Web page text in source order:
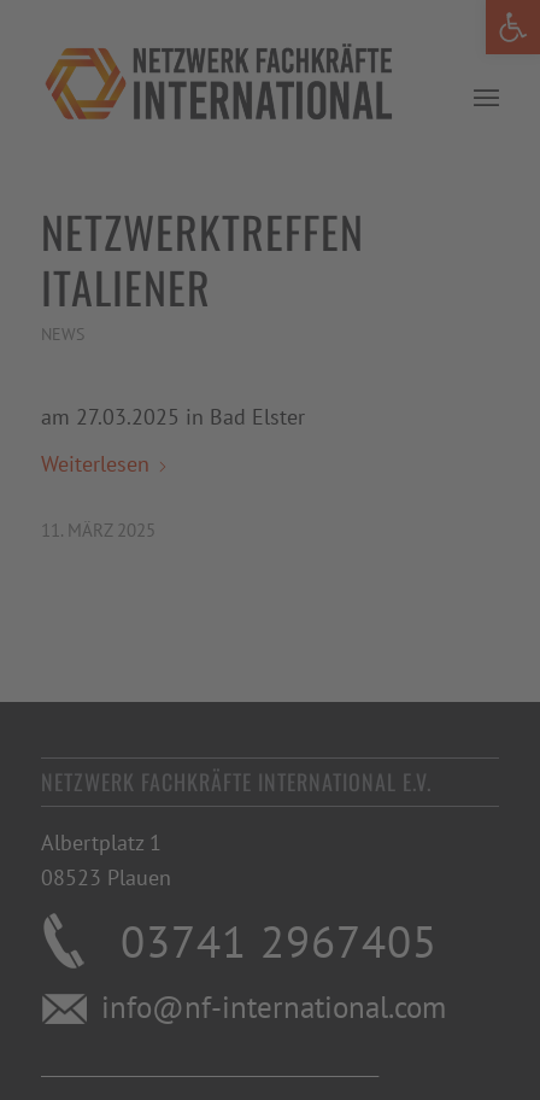
NETZWERKTREFFEN
ITALIENER
NEWS
am 27.03.2025 in Bad Elster
Weiterlesen
11. MÄRZ 2025
NETZWERK FACHKRÄFTE INTERNATIONAL E.V.
Albertplatz 1
08523 Plauen
03741 2967405
info@nf-international.com